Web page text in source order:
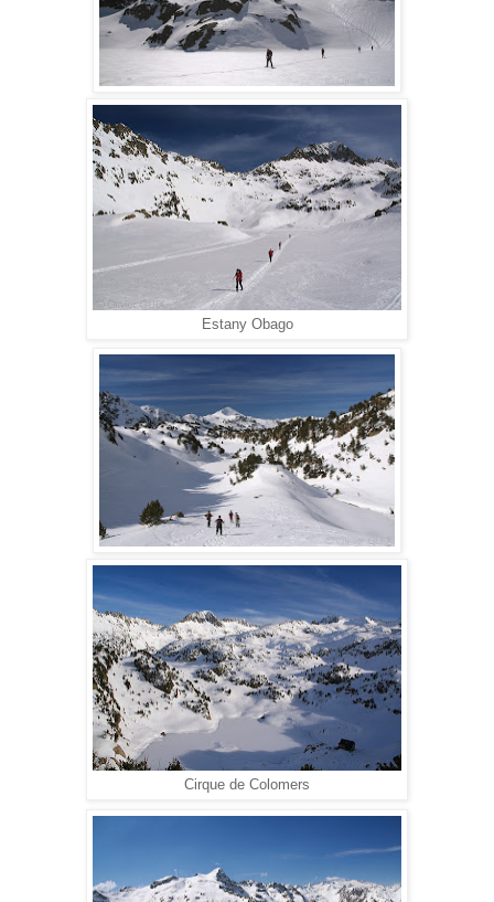
Estany Obago
Cirque de Colomers